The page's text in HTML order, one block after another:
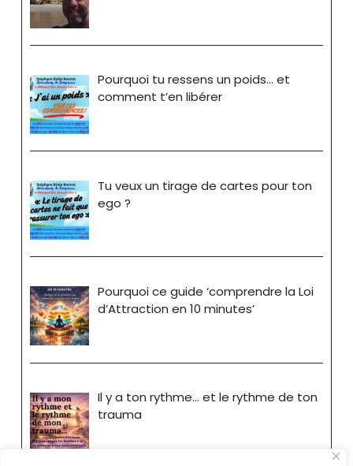
Pourquoi tu ressens un poids… et
comment t’en libérer
Tu veux un tirage de cartes pour ton
ego ?
Pourquoi ce guide ‘comprendre la Loi
d’Attraction en 10 minutes’
Il y a ton rythme… et le rythme de ton
trauma